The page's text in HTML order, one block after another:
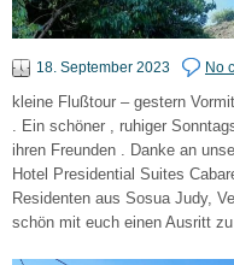
18. September 2023 No
kleine Flußtour – gestern
. Ein schöner , ruhiger
ihren Freunden . Danke an
Hotel Presidential Suites
Residenten aus Sosua Judy,
schön mit euch einen Ausritt